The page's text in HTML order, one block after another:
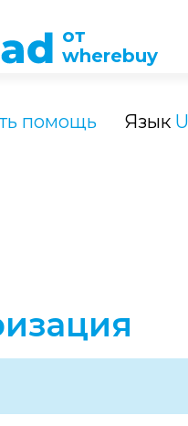
от
wherebuy
Язык
помощь